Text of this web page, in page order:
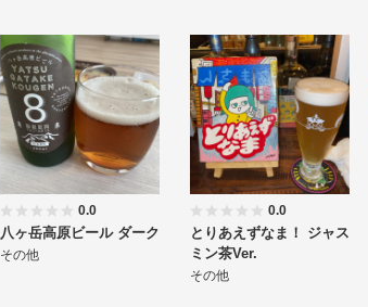
0.0
八ヶ岳高原ビール ダーク
その他
0.0
とりあえずなま！ ジャス
ミン茶Ver.
その他